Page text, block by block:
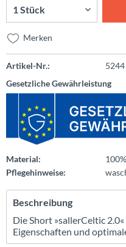
Merken
Artikel-Nr.:
5244
Gesetzliche Gewährleistung
Material:
Pflegehinweise:
Beschreibung
Die Short »sallerCeltic
Eigenschaften und